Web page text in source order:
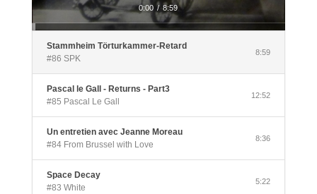
0:00 / 8:59
Stammheim Törturkammer-Retard
#86 SPK
8:59
Pascal le Gall - Returns - Part3
#85 Pascal Le Gall
12:52
Un entretien avec Jeanne Moreau
#84 From Brussel with Love
8:36
Space Decay
#83 White
5:22